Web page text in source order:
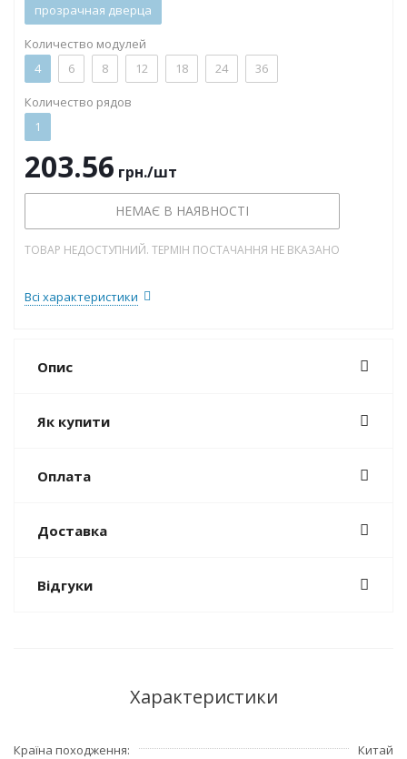
прозрачная дверца
Количество модулей
4
6 8 12 18 24 36
Количество рядов
1
203.56 грн./шт
НЕМАЄ В НАЯВНОСТІ
ТОВАР НЕДОСТУПНИЙ. ТЕРМІН ПОСТАЧАННЯ НЕ ВКАЗАНО
Всі характеристики
Опис
Як купити
Оплата
Доставка
Відгуки
Характеристики
Країна походження
Китай